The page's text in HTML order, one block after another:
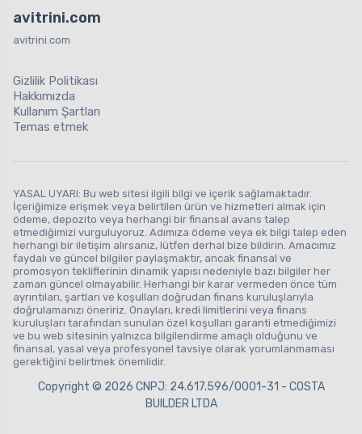
avitrini.com
avitrini.com
Gizlilik Politikası
Hakkımızda
Kullanım Şartları
Temas etmek
YASAL UYARI: Bu web sitesi ilgili bilgi ve içerik sağlamaktadır.
İçeriğimize erişmek veya belirtilen ürün ve hizmetleri almak için
ödeme, depozito veya herhangi bir finansal avans talep
etmediğimizi vurguluyoruz. Adımıza ödeme veya ek bilgi talep eden
herhangi bir iletişim alırsanız, lütfen derhal bize bildirin. Amacımız
faydalı ve güncel bilgiler paylaşmaktır, ancak finansal ve
promosyon tekliflerinin dinamik yapısı nedeniyle bazı bilgiler her
zaman güncel olmayabilir. Herhangi bir karar vermeden önce tüm
ayrıntıları, şartları ve koşulları doğrudan finans kuruluşlarıyla
doğrulamanızı öneririz. Onayları, kredi limitlerini veya finans
kuruluşları tarafından sunulan özel koşulları garanti etmediğimizi
ve bu web sitesinin yalnızca bilgilendirme amaçlı olduğunu ve
finansal, yasal veya profesyonel tavsiye olarak yorumlanmaması
gerektiğini belirtmek önemlidir.
Copyright © 2026 CNPJ: 24.617.596/0001-31 - COSTA
BUILDER LTDA